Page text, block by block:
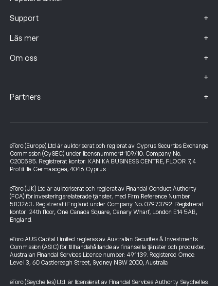
Support +
Läs mer +
Om oss +
+
Partners +
eToro (Europe) Ltd är auktoriserat och reglerat av Cyprus Securities Exchange
Commission (CySEC) under licensnummer# 109/10. Company No.
C200585. Registrerat kontor: KANIKA BUSINESS CENTRE, FLOOR 7, 4
Profiti Ilia Germasogeia, 4046 Cyprus
eToro (UK) Ltd är auktoriserat och reglerat av Financial Conduct Authority
(FCA) för investeringsrelaterade tjänster, med Firm Reference Number:
583263. Registrerat i England under Company No. 07973792. Registrerat
kontor: 24th floor, One Canada Square, Canary Wharf, London E14 5AB,
England.
eToro AUS Capital Limited regleras av Australian Securities & Investments
Commission (ASIC) för tillhandahållande av finansiella tjänster och produkter.
Australian Financial Services Licence number: 491139. Registered Office:
Level 3, 60 Castlereagh Street, Sydney NSW 2000, Australia
eToro (Seychelles) Ltd. är licensierat av Financial Services Authority Seychelles